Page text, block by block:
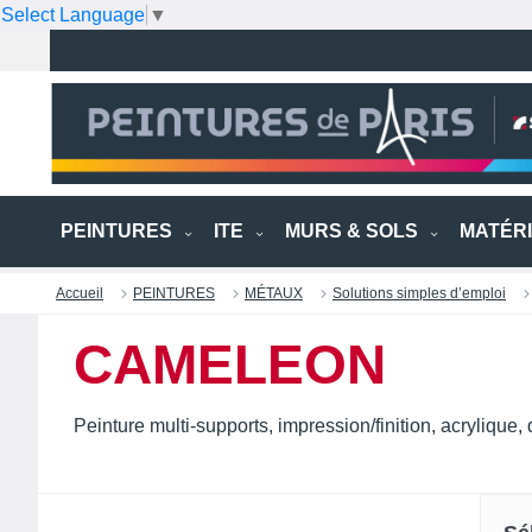
Select Language ▼
PEINTURES ITE MURS & SOLS
Accueil PEINTURES MÉTAUX Solutions simples d’emploi
CAMELEON
Peinture multi-supports, impression/finition, acrylique,